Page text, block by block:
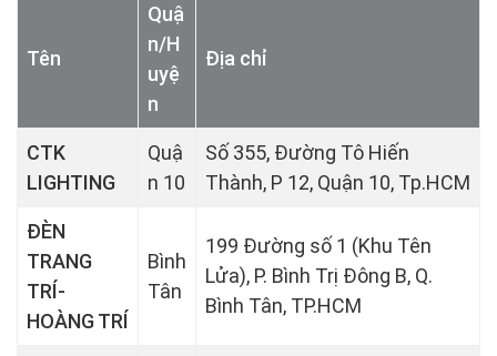
Tên
Quậ
n/H
uyệ
n
Địa chỉ
CTK
LIGHTING
Quậ
n 10
Số 355, Đường Tô Hiến
Thành, P 12, Quận 10, Tp.HCM
ĐÈN
TRANG
TRÍ-
HOÀNG TRÍ
Bình
Tân
199 Đường số 1 (Khu Tên
Lửa), P. Bình Trị Đông B, Q.
Bình Tân, TP.HCM